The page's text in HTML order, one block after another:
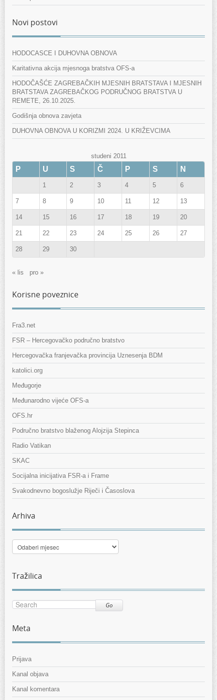
Novi postovi
HODOCASCE I DUHOVNA OBNOVA
Karitativna akcija mjesnoga bratstva OFS-a
HODOČAŠĆE ZAGREBAČKIH MJESNIH BRATSTAVA I MJESNIH
BRATSTAVA ZAGREBAČKOG PODRUČNOG BRATSTVA U
REMETE, 26.10.2025.
Godišnja obnova zavjeta
DUHOVNA OBNOVA U KORIZMI 2024. U KRIŽEVCIMA
studeni 2011
P U S Č P S N
1 2 3 4 5 6
7 8 9 10 11 12 13
14 15 16 17 18 19 20
21 22 23 24 25 26 27
28 29 30
« lis pro »
Korisne poveznice
Fra3.net
FSR – Hercegovačko područno bratstvo
Hercegovačka franjevačka provincija Uznesenja BDM
katolici.org
Međugorje
Međunarodno vijeće OFS-a
OFS.hr
Područno bratstvo blaženog Alojzija Stepinca
Radio Vatikan
SKAC
Socijalna inicijativa FSR-a i Frame
Svakodnevno bogoslužje Riječi i Časoslova
Arhiva
Arhiva
Tražilica
Go
Meta
Prijava
Kanal objava
Kanal komentara